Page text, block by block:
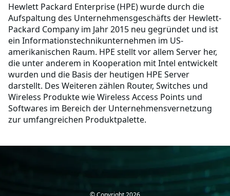
Hewlett Packard Enterprise (HPE) wurde durch die
Aufspaltung des Unternehmensgeschäfts der Hewlett-
Packard Company im Jahr 2015 neu gegründet und ist
ein Informationstechnikunternehmen im US-
amerikanischen Raum. HPE stellt vor allem Server her,
die unter anderem in Kooperation mit Intel entwickelt
wurden und die Basis der heutigen HPE Server
darstellt. Des Weiteren zählen Router, Switches und
Wireless Produkte wie Wireless Access Points und
Softwares im Bereich der Unternehmensvernetzung
zur umfangreichen Produktpalette.